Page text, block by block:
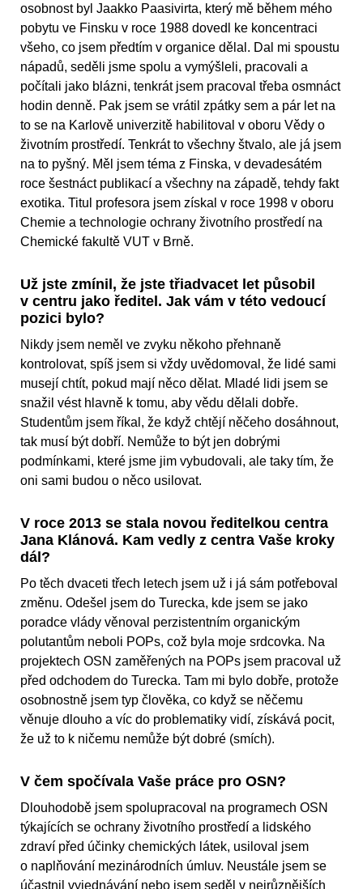
osobnost byl Jaakko Paasivirta, který mě během mého
pobytu ve Finsku v roce 1988 dovedl ke koncentraci
všeho, co jsem předtím v organice dělal. Dal mi spoustu
nápadů, seděli jsme spolu a vymýšleli, pracovali a
počítali jako blázni, tenkrát jsem pracoval třeba osmnáct
hodin denně. Pak jsem se vrátil zpátky sem a pár let na
to se na Karlově univerzitě habilitoval v oboru Vědy o
životním prostředí. Tenkrát to všechny štvalo, ale já jsem
na to pyšný. Měl jsem téma z Finska, v devadesátém
roce šestnáct publikací a všechny na západě, tehdy fakt
exotika. Titul profesora jsem získal v roce 1998 v oboru
Chemie a technologie ochrany životního prostředí na
Chemické fakultě VUT v Brně.
Už jste zmínil, že jste třiadvacet let působil
v centru jako ředitel. Jak vám v této vedoucí
pozici bylo?
Nikdy jsem neměl ve zvyku někoho přehnaně
kontrolovat, spíš jsem si vždy uvědomoval, že lidé sami
musejí chtít, pokud mají něco dělat. Mladé lidi jsem se
snažil vést hlavně k tomu, aby vědu dělali dobře.
Studentům jsem říkal, že když chtějí něčeho dosáhnout,
tak musí být dobří. Nemůže to být jen dobrými
podmínkami, které jsme jim vybudovali, ale taky tím, že
oni sami budou o něco usilovat.
V roce 2013 se stala novou ředitelkou centra
Jana Klánová. Kam vedly z centra Vaše kroky
dál?
Po těch dvaceti třech letech jsem už i já sám potřeboval
změnu. Odešel jsem do Turecka, kde jsem se jako
poradce vlády věnoval perzistentním organickým
polutantům neboli POPs, což byla moje srdcovka. Na
projektech OSN zaměřených na POPs jsem pracoval už
před odchodem do Turecka. Tam mi bylo dobře, protože
osobnostně jsem typ člověka, co když se něčemu
věnuje dlouho a víc do problematiky vidí, získává pocit,
že už to k ničemu nemůže být dobré (smích).
V čem spočívala Vaše práce pro OSN?
Dlouhodobě jsem spolupracoval na programech OSN
týkajících se ochrany životního prostředí a lidského
zdraví před účinky chemických látek, usiloval jsem
o naplňování mezinárodních úmluv. Neustále jsem se
účastnil vyjednávání nebo jsem seděl v nejrůznějších